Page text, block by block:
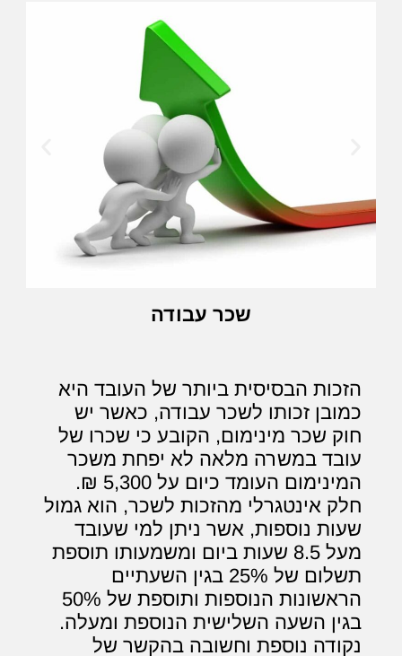
שכר עבודה
הזכות הבסיסית ביותר של העובד היא
כמובן זכותו לשכר עבודה, כאשר יש
חוק שכר מינימום, הקובע כי שכרו של
עובד במשרה מלאה לא יפחת משכר
המינימום העומד כיום על 5,300 ₪.
חלק אינטגרלי מהזכות לשכר, הוא גמול
שעות נוספות, אשר ניתן למי שעובד
מעל 8.5 שעות ביום ומשמעותו תוספת
תשלום של 25% בגין השעתיים
הראשונות הנוספות ותוספת של 50%
בגין השעה השלישית הנוספת ומעלה.
נקודה נוספת וחשובה בהקשר של